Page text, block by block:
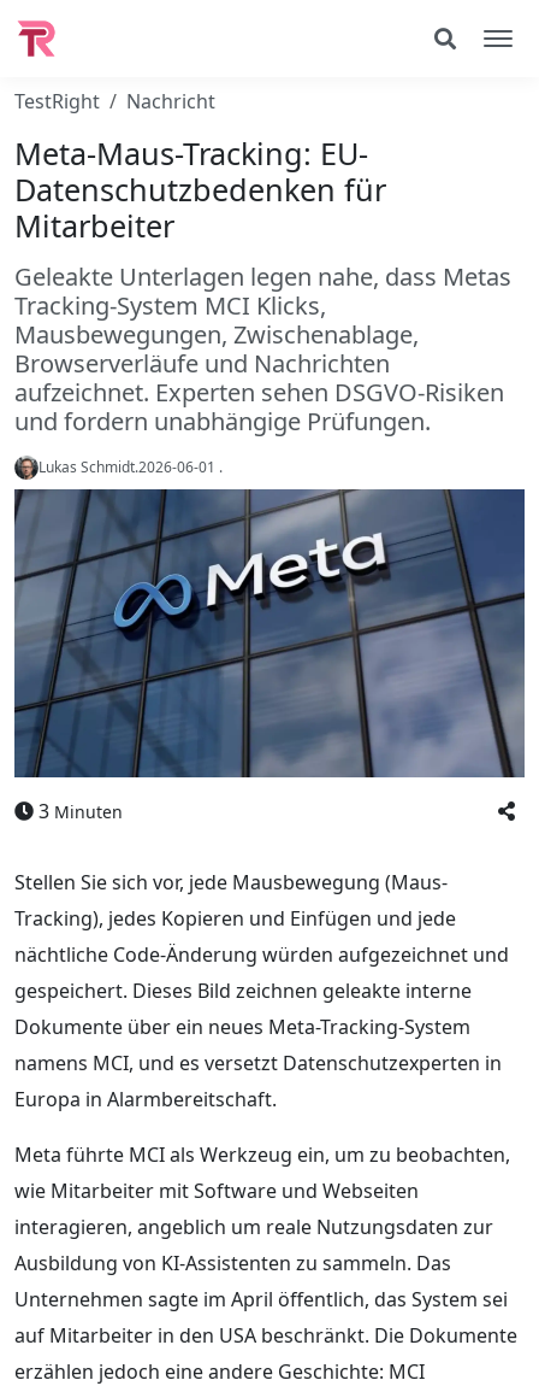
TestRight Nachricht
Meta-Maus-Tracking: EU-
Datenschutzbedenken für
Mitarbeiter
Geleakte Unterlagen legen nahe, dass Metas
Tracking-System MCI Klicks,
Mausbewegungen, Zwischenablage,
Browserverläufe und Nachrichten
aufzeichnet. Experten sehen DSGVO-Risiken
und fordern unabhängige Prüfungen.
Lukas Schmidt.2026-06-01 .
3 Minuten
Stellen Sie sich vor, jede Mausbewegung (Maus-
Tracking), jedes Kopieren und Einfügen und jede
nächtliche Code-Änderung würden aufgezeichnet und
gespeichert. Dieses Bild zeichnen geleakte interne
Dokumente über ein neues Meta-Tracking-System
namens MCI, und es versetzt Datenschutzexperten in
Europa in Alarmbereitschaft.
Meta führte MCI als Werkzeug ein, um zu beobachten,
wie Mitarbeiter mit Software und Webseiten
interagieren, angeblich um reale Nutzungsdaten zur
Ausbildung von KI-Assistenten zu sammeln. Das
Unternehmen sagte im April öffentlich, das System sei
auf Mitarbeiter in den USA beschränkt. Die Dokumente
erzählen jedoch eine andere Geschichte: MCI